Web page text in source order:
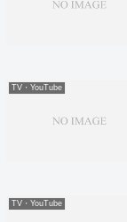
TV・YouTube
TV・YouTube